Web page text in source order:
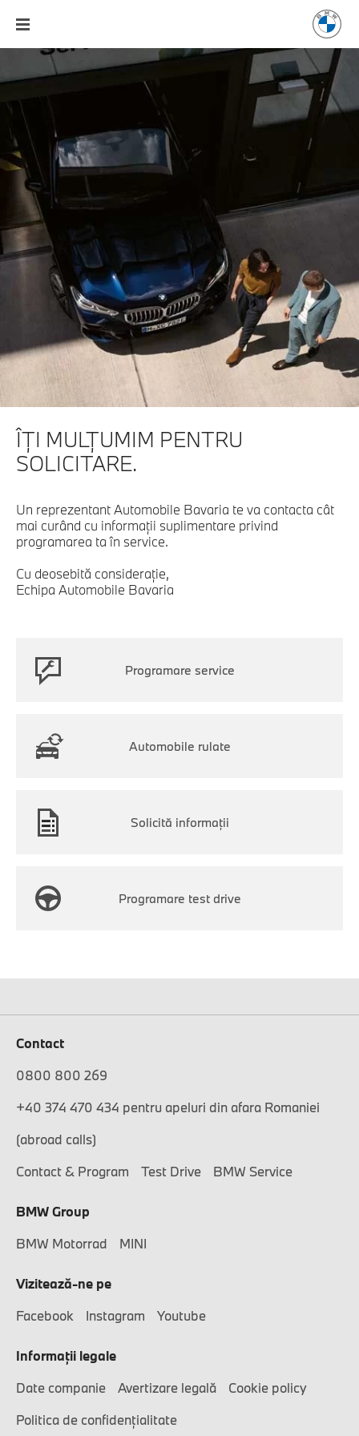
ÎŢI MULŢUMIM PENTRU
SOLICITARE.
Un reprezentant Automobile Bavaria te va contacta cât
mai curând cu informaţii suplimentare privind
programarea ta în service.
Cu deosebită consideraţie,
Echipa Automobile Bavaria
Programare service
Automobile rulate
Solicită informaţii
Programare test drive
Contact
0800 800 269
+40 374 470 434 pentru apeluri din afara Romaniei
(abroad calls)
Contact & Program
Test Drive BMW Service
BMW Group
BMW Motorrad
MINI
Vizitează-ne pe
Facebook
Instagram Youtube
Informaţii legale
Date companie
Avertizare legală
Cookie policy
Politica de confidențialitate